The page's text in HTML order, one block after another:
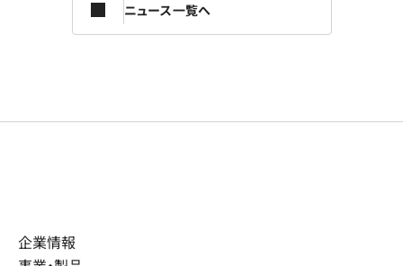
ニュース一覧へ
企業情報